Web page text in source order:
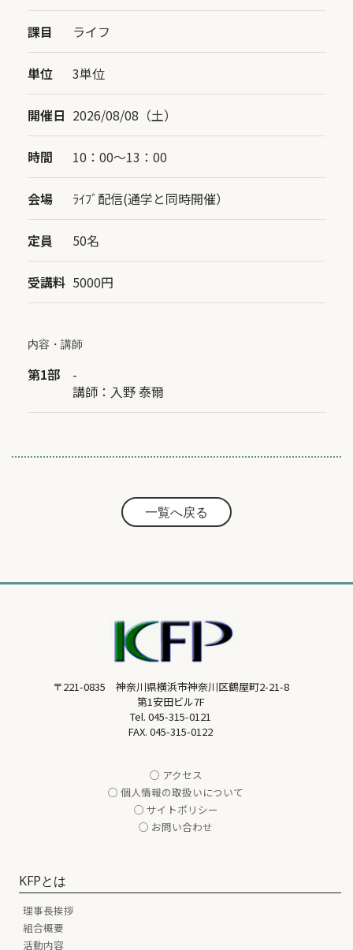
課目 ライフ
単位 3単位
開催日 2026/08/08（土）
時間 10：00〜13：00
会場 ﾗｲﾌﾞ配信(通学と同時開催）
定員 50名
受講料 5000円
内容・講師
第1部
-
講師： 入野 泰爾
一覧へ戻る
〒221-0835 神奈川県横浜市神奈川区鶴屋町2-21-8
第1安田ビル7F
Tel. 045-315-0121
FAX. 045-315-0122
○ アクセス
○ 個人情報の取扱いについて
○ サイトポリシー
○ お問い合わせ
KFPとは
理事長挨拶
組合概要
活動内容